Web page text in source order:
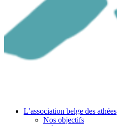
L’association belge des athées
Nos objectifs